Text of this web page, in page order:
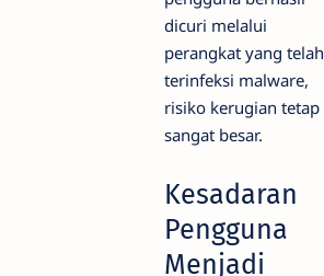
dicuri melalui
perangkat yang telah
terinfeksi malware,
risiko kerugian tetap
sangat besar.
Kesadaran
Pengguna
Menjadi